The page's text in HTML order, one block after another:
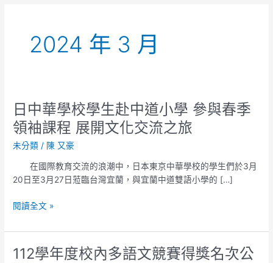
2024 年 3 月
日中華學校學生赴中道小學 參與春季
領袖課程 展開文化交流之旅
未分類 / 陳 又豪
在國際教育交流的浪潮中，日本東京中華學校的學生們於3月
20日至3月27日蒞臨台灣宜蘭，與宜蘭中道雙語小學的 […]
日
中
華
學
赴
學
閱讀全文 »
112學年度校內多語文競賽得獎名次公
112